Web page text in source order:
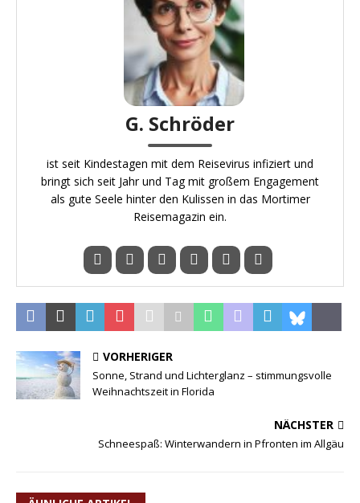
G. Schröder
ist seit Kindestagen mit dem Reisevirus infiziert und
bringt sich seit Jahr und Tag mit großem Engagement
als gute Seele hinter den Kulissen in das Mortimer
Reisemagazin ein.
VORHERIGER
Sonne, Strand und Lichterglanz – stimmungsvolle
Weihnachtszeit in Florida
NÄCHSTER
Schneespaß: Winterwandern in Pfronten im Allgäu